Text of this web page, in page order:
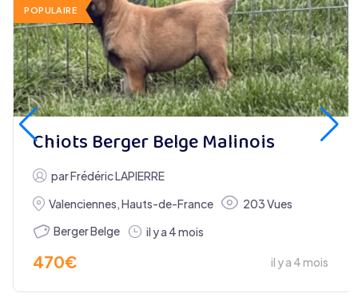
POPULAIRE
Chiots Berger Belge Malinois
parFrédéric LAPIERRE
Valenciennes,Hauts-de-France
203 Vues
Berger Belge
il y a 4 mois
470€ il y a 4 mois